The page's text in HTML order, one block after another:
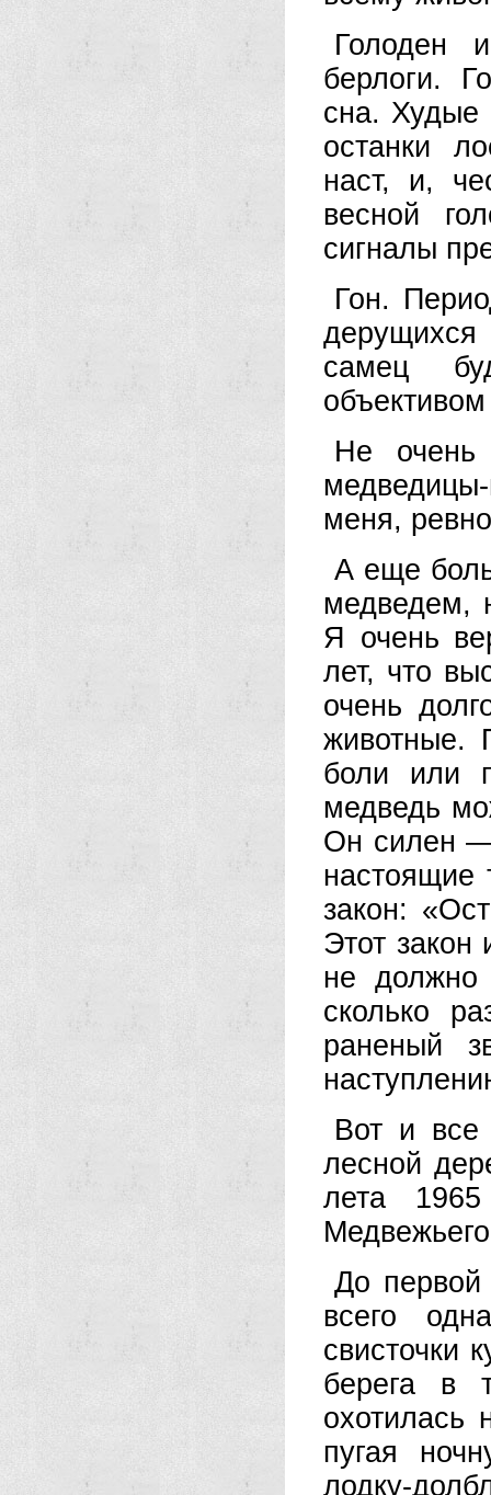
Голоден
берлоги.
сна. Худые
останки
наст, и,
весной
сигналы
Гон.
самец
Не очень
меня,
А еще
медведем,
Я очень
лет, что
очень
животные.
боли или
медведь
Он силен —
настоящие
закон:
Этот закон
не должно
сколько
раненый
Вот и все
лесной
лета
До первой
всего
свисточки
берега в
охотилась
пугая
лодку-